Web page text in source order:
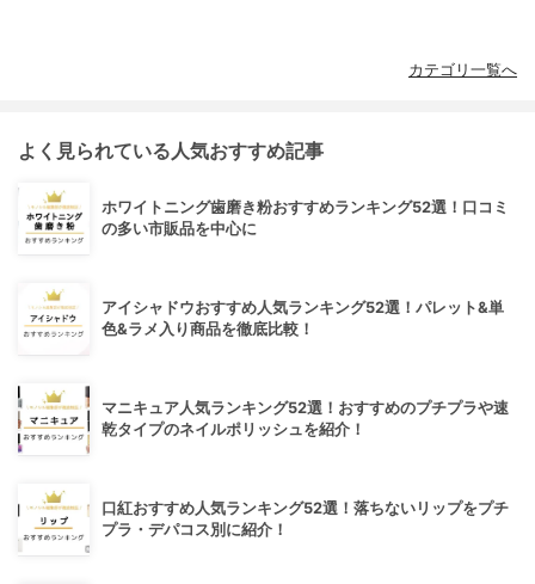
カテゴリ一覧へ
よく見られている人気おすすめ記事
ホワイトニング歯磨き粉おすすめランキング52選！口コミ
の多い市販品を中心に
アイシャドウおすすめ人気ランキング52選！パレット&単
色&ラメ入り商品を徹底比較！
マニキュア人気ランキング52選！おすすめのプチプラや速
乾タイプのネイルポリッシュを紹介！
口紅おすすめ人気ランキング52選！落ちないリップをプチ
プラ・デパコス別に紹介！